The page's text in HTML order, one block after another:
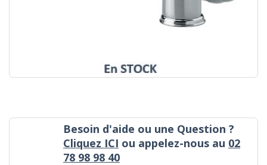
Besoin d'aide ou une Question ?
Cliquez ICI ou appelez-nous au 02
78 98 98 40